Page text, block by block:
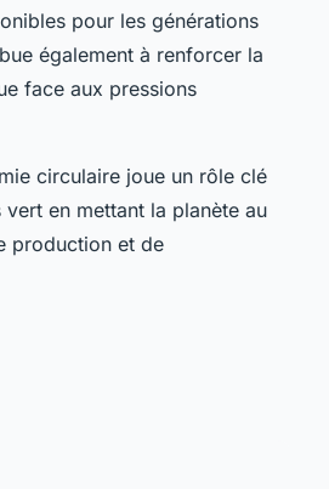
pour les générations
également à renforcer la
face aux pressions
circulaire joue un rôle clé
en mettant la planète au
production et de